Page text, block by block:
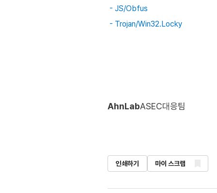
- JS/Obfus
- Trojan/Win32.Locky
AhnLabASEC대응팀
인쇄하기 마이 스크랩